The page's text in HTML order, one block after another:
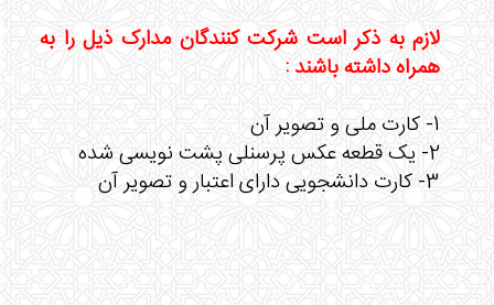
لازم به ذکر است شرکت کنندگان مدارک ذیل را به
همراه داشته باشند :
1- کارت ملی و تصویر آن
2- یک قطعه عکس پرسنلی پشت نویسی شده
3- کارت دانشجویی دارای اعتبار و تصویر آن